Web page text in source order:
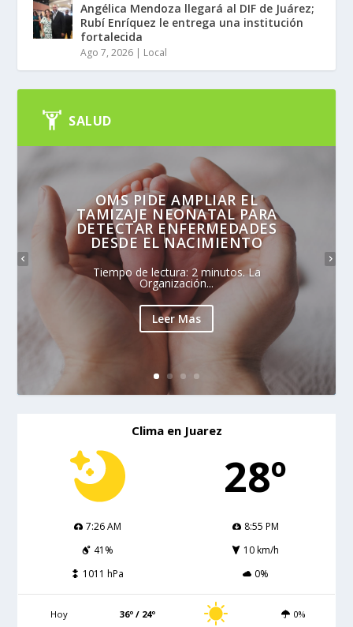
Angélica Mendoza llegará al DIF de Juárez;
Rubí Enríquez le entrega una institución
fortalecida
Ago 7, 2026 | Local
SALUD
OMS PIDE AMPLIAR EL
TAMIZAJE NEONATAL PARA
DETECTAR ENFERMEDADES
DESDE EL NACIMIENTO
Tiempo de lectura: 2 minutos. La
Organización...
Leer Mas
Clima en Juarez
28º
7:26 AM
8:55 PM
41%
10 km/h
1011 hPa
0%
Hoy 36º / 24º 0%